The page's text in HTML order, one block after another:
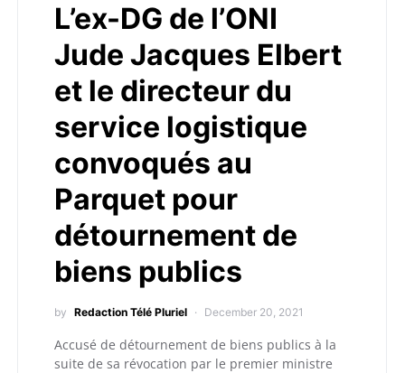
L’ex-DG de l’ONI
Jude Jacques Elbert
et le directeur du
service logistique
convoqués au
Parquet pour
détournement de
biens publics
by Redaction Télé Pluriel December 20, 2021
Accusé de détournement de biens publics à la
suite de sa révocation par le premier ministre